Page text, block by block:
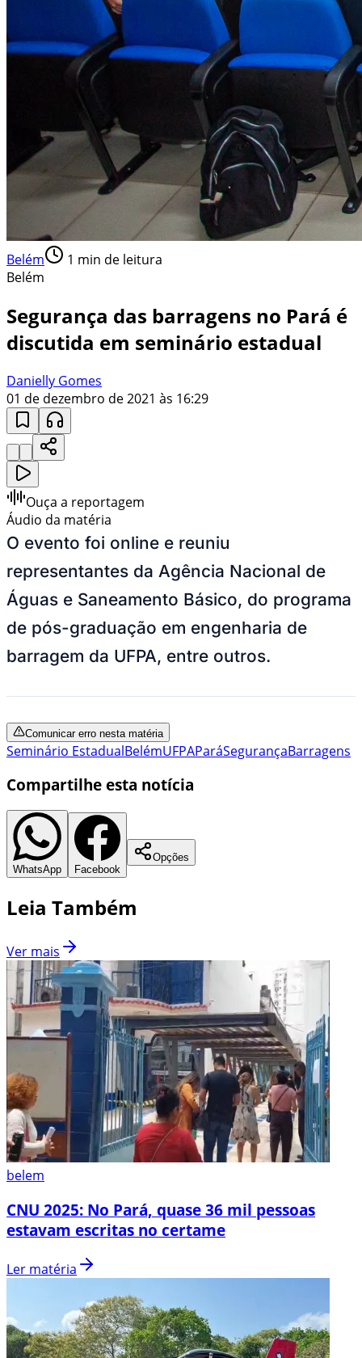
Belém 1 min de leitura
Belém
Segurança das barragens no Pará é
discutida em seminário estadual
Danielly Gomes
01 de dezembro de 2021 às 16:29
Ouça a reportagem
Áudio da matéria
O evento foi online e reuniu
representantes da Agência Nacional de
Águas e Saneamento Básico, do programa
de pós-graduação em engenharia de
barragem da UFPA, entre outros.
Comunicar erro nesta matéria
Seminário EstadualBelémUFPAParáSegurançaBarragens
Compartilhe esta notícia
WhatsApp Facebook
Opções
Leia Também
Ver mais
belem
CNU 2025: No Pará, quase 36 mil pessoas
estavam escritas no certame
Ler matéria